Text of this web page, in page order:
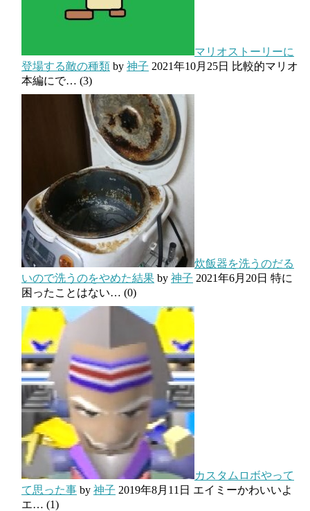
マリオストーリーに
登場する敵の種類 by 神子 2021年10月25日 比較的マリオ
本編にで… (3)
炊飯器を洗うのだる
いので洗うのをやめた結果 by 神子 2021年6月20日 特に
困ったことはない… (0)
カスタムロボやって
て思った事 by 神子 2019年8月11日 エイミーかわいいよ
エ… (1)